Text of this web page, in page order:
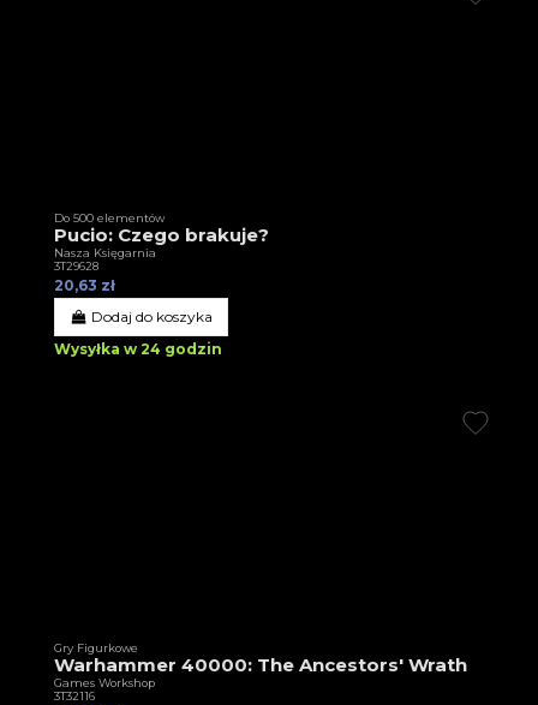
Do 500 elementów
Pucio: Czego brakuje?
Nasza Księgarnia
3T29628
20,63 zł
Dodaj do koszyka
Wysyłka w 24 godzin
Gry Figurkowe
Warhammer 40000: The Ancestors' Wrath
Games Workshop
3T32116